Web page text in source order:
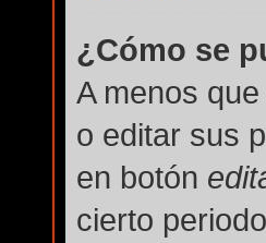
¿Cómo se
A menos
o editar sus
en botón
cierto